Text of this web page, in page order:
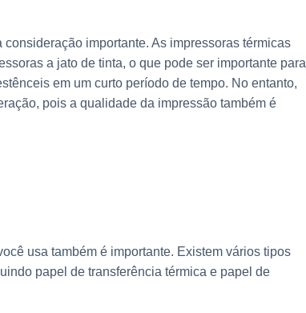
importante. As impressoras térmicas
a jato de tinta, o que pode ser importante para
em um curto período de tempo. No entanto,
pois a qualidade da impressão também é
usa também é importante. Existem vários tipos
papel de transferência térmica e papel de